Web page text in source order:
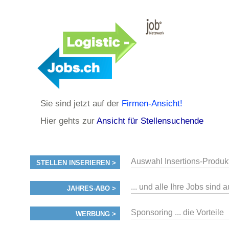
Sie sind jetzt auf der Firmen-Ansicht!
Hier gehts zur Ansicht für Stellensuchende
STELLEN INSERIEREN > Auswahl Insertions-
JAHRES-ABO > ... und alle Ihre Jobs sind
WERBUNG > Sponsoring ... die Vorteile